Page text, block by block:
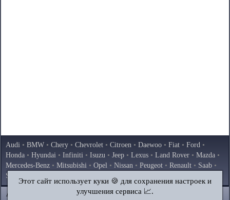
Audi • BMW • Chery • Chevrolet • Citroen • Daewoo • Fiat • Ford •
Honda • Hyundai • Infiniti • Isuzu • Jeep • Lexus • Land Rover • Mazda •
Mercedes-Benz • Mitsubishi • Opel • Nissan • Peugeot • Renault • Saab •
Skoda
AutoInstruction.ru © 2020–2026|Полная версия
Этот сайт использует куки 🍪 для сохранения настроек и
улучшения сервиса 📈.